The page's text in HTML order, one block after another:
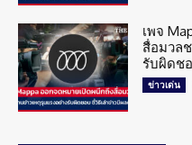
เพจ
สื่อมวล
รับผิดช
ข่าวเด่น